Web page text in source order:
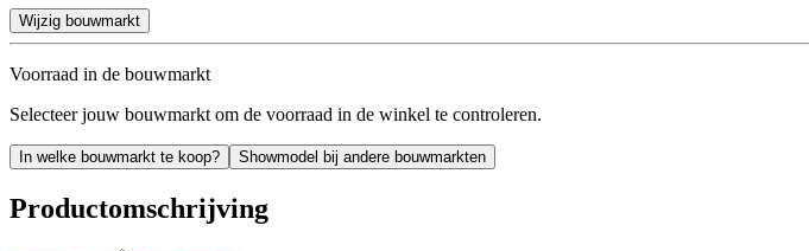
Wijzig bouwmarkt
Voorraad in de bouwmarkt
Selecteer jouw bouwmarkt om de voorraad in de winkel te controleren.
In welke bouwmarkt te koop? Showmodel bij andere bouwmarkten
Productomschrijving